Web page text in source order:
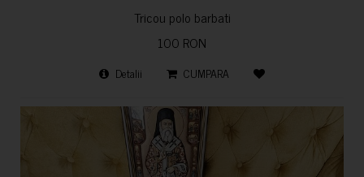
Tricou polo barbati
100 RON
Detalii CUMPARA